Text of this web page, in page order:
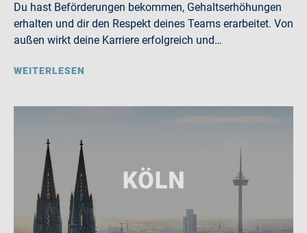
Du hast Beförderungen bekommen, Gehaltserhöhungen
erhalten und dir den Respekt deines Teams erarbeitet. Von
außen wirkt deine Karriere erfolgreich und…
WEITERLESEN